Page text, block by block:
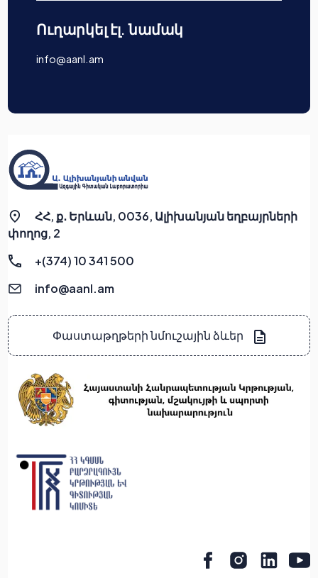
Ուղարկել էլ. նամակ
info@aanl.am
ՀՀ, ք․ Երևան, 0036, Ալիխանյան եղբայրների
փողոց, 2
+(374) 10 341 500
info@aanl.am
Փաստաթղթերի նմուշային ձևեր